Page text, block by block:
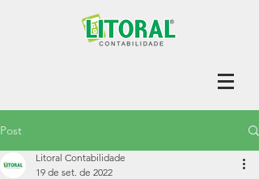
Post
Litoral Contabilidade
19 de set. de 2022